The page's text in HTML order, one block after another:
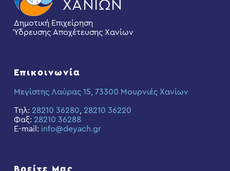
Δημοτική Επιχείρηση
Ύδρευσης Αποχέτευσης Χανίων
Επικοινωνία
Μεγίστης Λαύρας 15, 73300 Μουρνιές Χανίων
Τηλ: 28210 36280, 28210 36220
Φαξ: 28210 36288
E-mail: info@deyach.gr
Βρείτε Μας